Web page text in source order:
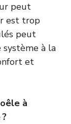
peut
est trop
peut
système à la
et
à